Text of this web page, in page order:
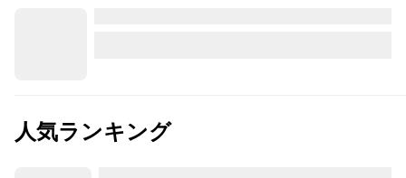
人気ランキング